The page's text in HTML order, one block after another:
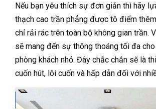
Nếu bạn yêu thích sự đơn giản thì hãy
thạch cao trần phẳng được tô điểm
chỉ rải rác trên toàn bộ không gian trần.
sẽ mang đến sự thông thoáng tối đa
phòng khách nhỏ. Đây chắc chắn sẽ là
cuốn hút, lôi cuốn và hấp dẫn đối với